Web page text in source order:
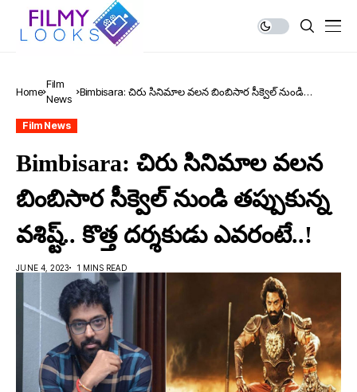
Home
Film
News
Bimbisara: చిరు సినిమాల వలన బింబిసార సీక్వెల్ నుండి
Film News
Bimbisara: చిరు సినిమాల వలన
బింబిసార సీక్వెల్ నుండి త‌ప్పుకున్న
వశిష్ట్.. కొత్త ద‌ర్శ‌కుడు ఎవ‌రంటే..!
JUNE 4, 2023 1 MINS READ